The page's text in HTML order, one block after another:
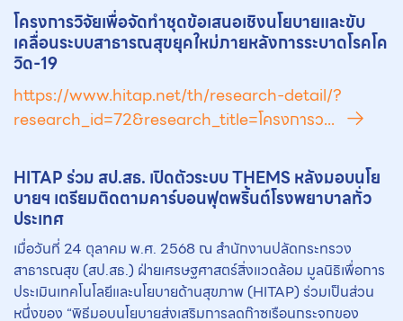
โครงการวิจัยเพื่อจัดทำชุดข้อเสนอเชิงนโยบายและขับ
เคลื่อนระบบสาธารณสุขยุคใหม่ภายหลังการระบาดโรคโค
วิด-19
https://www.hitap.net/th/research-detail/?
research_id=72&research_title=โครงการว...
HITAP ร่วม สป.สธ. เปิดตัวระบบ THEMS หลังมอบนโย
บายฯ เตรียมติดตามคาร์บอนฟุตพริ้นต์โรงพยาบาลทั่ว
ประเทศ
เมื่อวันที่ 24 ตุลาคม พ.ศ. 2568 ณ สำนักงานปลัดกระทรวง
สาธารณสุข (สป.สธ.) ฝ่ายเศรษฐศาสตร์สิ่งแวดล้อม มูลนิธิเพื่อการ
ประเมินเทคโนโลยีและนโยบายด้านสุขภาพ (HITAP) ร่วมเป็นส่วน
หนึ่งของ “พิธีมอบนโยบายส่งเสริมการลดก๊าซเรือนกระจกของ